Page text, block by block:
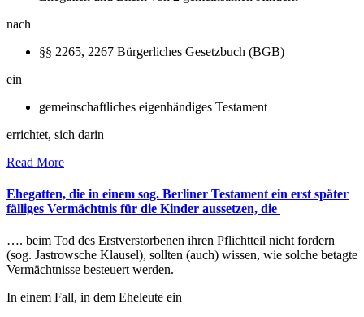
nach
§§ 2265, 2267 Bürgerliches Gesetzbuch (BGB)
ein
gemeinschaftliches eigenhändiges Testament
errichtet, sich darin
Read More
Ehegatten, die in einem sog. Berliner Testament ein erst später
fälliges Vermächtnis für die Kinder aussetzen, die
…. beim Tod des Erstverstorbenen ihren Pflichtteil nicht fordern
(sog. Jastrowsche Klausel), sollten (auch) wissen, wie solche betagte
Vermächtnisse besteuert werden.
In einem Fall, in dem Eheleute ein